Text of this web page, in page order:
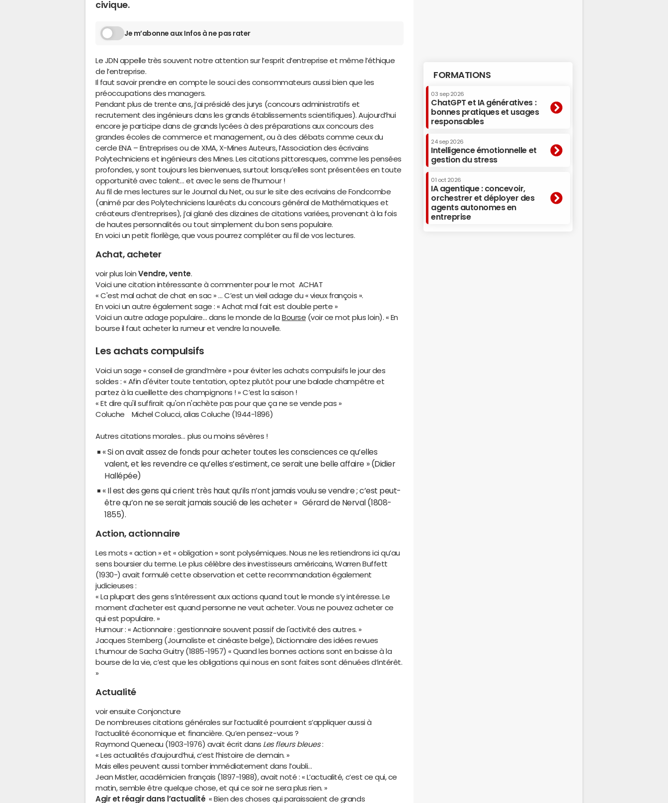
civique.
Je m’abonne aux Infos à ne pas rater
Le JDN appelle très souvent notre attention sur l’esprit d’entreprise et même l’éthique
de l’entreprise.
Il faut savoir prendre en compte le souci des consommateurs aussi bien que les
préoccupations des managers.
Pendant plus de trente ans, j’ai présidé des jurys (concours administratifs et
recrutement des ingénieurs dans les grands établissements scientifiques). Aujourd’hui
encore je participe dans de grands lycées à des préparations aux concours des
grandes écoles de commerce et management, ou à des débats comme ceux du
cercle ENA – Entreprises ou de XMA, X-Mines Auteurs, l’Association des écrivains
Polytechniciens et ingénieurs des Mines. Les citations pittoresques, comme les pensées
profondes, y sont toujours les bienvenues, surtout lorsqu’elles sont présentées en toute
opportunité avec talent… et avec le sens de l’humour !
Au fil de mes lectures sur le Journal du Net, ou sur le site des ecrivains de Fondcombe
(animé par des Polytechniciens lauréats du concours général de Mathématiques et
créateurs d’entreprises), j’ai glané des dizaines de citations variées, provenant à la fois
de hautes personnalités ou tout simplement du bon sens populaire.
En voici un petit florilège, que vous pourrez compléter au fil de vos lectures.
Achat, acheter
voir plus loin Vendre, vente.
Voici une citation intéressante à commenter pour le mot ACHAT
« C'est mal achat de chat en sac » … C’est un vieil adage du « vieux françois ».
En voici un autre également sage : « Achat mal fait est double perte »
Voici un autre adage populaire… dans le monde de laBourse (voir ce mot plus loin). « En
bourse il faut acheter la rumeur et vendre la nouvelle.
Les achats compulsifs
Voici un sage « conseil de grand’mère » pour éviter les achats compulsifs le jour des
soldes : « Afin d'éviter toute tentation, optez plutôt pour une balade champêtre et
partez à la cueillette des champignons ! » C’est la saison !
« Et dire qu'il suffirait qu'on n'achète pas pour que ça ne se vende pas »
Coluche Michel Colucci, alias Coluche (1944-1896)
Autres citations morales… plus ou moins sévères !
« Si on avait assez de fonds pour acheter toutes les consciences ce qu’elles
valent, et les revendre ce qu’elles s’estiment, ce serait une belle affaire » (Didier
Hallépée)
« Il est des gens qui crient très haut qu’ils n’ont jamais voulu se vendre ; c’est peut-
être qu’on ne se serait jamais soucié de les acheter » Gérard de Nerval (1808-
1855).
Action, actionnaire
Les mots « action » et « obligation » sont polysémiques. Nous ne les retiendrons ici qu’au
sens boursier du terme. Le plus célèbre des investisseurs américains, Warren Buffett
(1930-) avait formulé cette observation et cette recommandation également
judicieuses :
« La plupart des gens s’intéressent aux actions quand tout le monde s’y intéresse. Le
moment d’acheter est quand personne ne veut acheter. Vous ne pouvez acheter ce
qui est populaire. »
Humour : « Actionnaire : gestionnaire souvent passif de l'activité des autres. »
Jacques Sternberg (Journaliste et cinéaste belge), Dictionnaire des idées revues
L’humour de Sacha Guitry (1885-1957) « Quand les bonnes actions sont en baisse à la
bourse de la vie, c’est que les obligations qui nous en sont faites sont dénuées d’intérêt.
»
Actualité
voir ensuite Conjoncture
De nombreuses citations générales sur l’actualité pourraient s’appliquer aussi à
l’actualité économique et financière. Qu’en pensez-vous ?
Raymond Queneau (1903-1976) avait écrit dans Les fleurs bleues:
« Les actualités d’aujourd’hui, c’est l’histoire de demain. »
Mais elles peuvent aussi tomber immédiatement dans l’oubli…
Jean Mistler, académicien français (1897-1988), avait noté : « L’actualité, c’est ce qui, ce
matin, semble être quelque chose, et qui ce soir ne sera plus rien. »
Agir et réagir dans l’actualité « Bien des choses qui paraissaient de grands
FORMATIONS
03 sep 2026
ChatGPT et IA génératives :
bonnes pratiques et usages
responsables
24 sep 2026
Intelligence émotionnelle et
gestion du stress
01 oct 2026
IA agentique : concevoir,
orchestrer et déployer des
agents autonomes en
entreprise